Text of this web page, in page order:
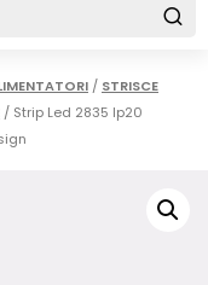
SHOPPING
/ STRISCE
/ Strip Led 2835 Ip20